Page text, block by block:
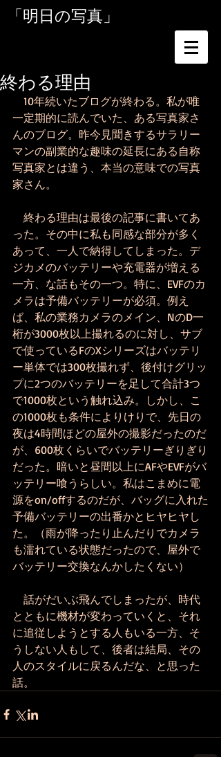
「明日の写真」
終わる理由
10年続いたブログが終わる。私が唯
一定期的に読んでいた、ある写真家さ
んのブログ。昨今見聞きするサラリー
マンの副業的な趣味の延長にある自称
写真家とは違う、本当の意味での写真
家さん。
終わる理由は最後の記事に書いてあ
った。その中に私も同感な部分が多く
あって、一人で納得してしまった。デ
ジカメのバッテリーや充電器が増える
一方、な話もその一つ。特に、EVFのカ
メラは予備バッテリーが必須。例え
ば、私の業務カメラのメイン、NのD一
桁が3000枚以上撮れるのに対し、サブ
で使っているFのXシリーズはバッテリ
ー単体では300枚撮れず、後付けグリッ
プに2つのバッテリーを足して合計3つ
で1000枚という触れ込み。しかし、こ
の1000枚も条件によりけりで、先日の
夜は4時間ほどの屋外の撮影だったのだ
が、600枚くらいでバッテリーぎりぎり
だった。暗いと昼間以上にAFやEVFがバ
ッテリー喰うらしい。私はこまめに電
源をon/offするのだが、バッグに入れた
予備バッテリーの出番かとヒヤヒヤし
た。（雨が降ったり止んだりでカメラ
も濡れている状態だったので、屋外で
バッテリー交換なんかしたくない）
話がだいぶ飛んでしまったが、時代
とともに機材が変わっていくと、それ
に追従しようとする人もいる一方、そ
うしない人もして、後者は結局、その
人のスタイルに戻るんだな、と思った
話。